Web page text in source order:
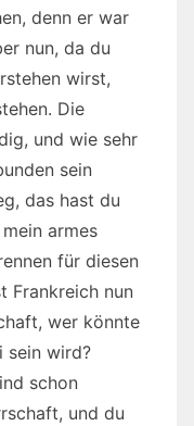
denn er war
nun, da du
wirst,
Die
und wie sehr
sein
das hast du
armes
für diesen
Frankreich nun
wer könnte
sein wird?
schon
und du